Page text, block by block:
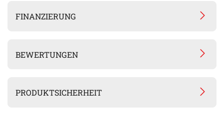
FINANZIERUNG
BEWERTUNGEN
PRODUKTSICHERHEIT